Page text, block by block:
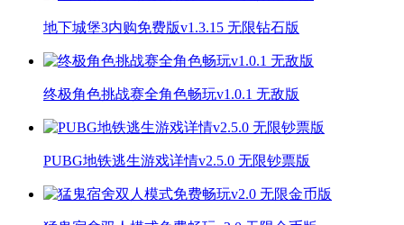
地下城堡3内购免费版v1.3.15 无限钻石版
终极角色挑战赛全角色畅玩v1.0.1 无敌版
PUBG地铁逃生游戏详情v2.5.0 无限钞票版